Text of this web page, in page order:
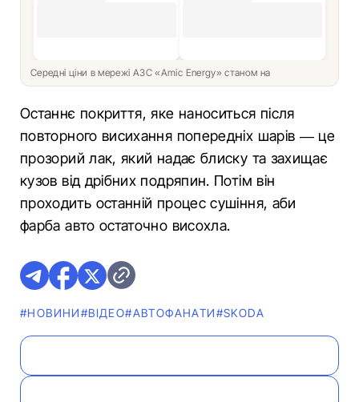
Середні ціни в мережі АЗС «Amic Energy» станом на
Останнє покриття, яке наноситься після
повторного висихання попередніх шарів — це
прозорий лак, який надає блиску та захищає
кузов від дрібних подряпин. Потім він
проходить останній процес сушіння, аби
фарба авто остаточно висохла.
#НОВИНИ#ВІДЕО#АВТОФАНАТИ#SKODA